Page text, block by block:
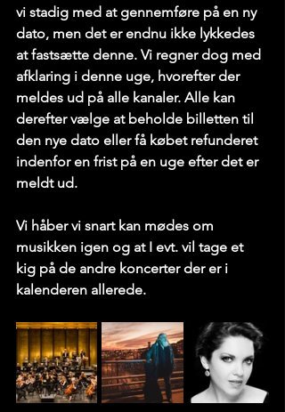
vi stadig med at gennemføre på en ny
dato, men det er endnu ikke lykkedes
at fastsætte denne. Vi regner dog med
afklaring i denne uge, hvorefter der
meldes ud på alle kanaler. Alle kan
derefter vælge at beholde billetten til
den nye dato eller få købet refunderet
indenfor en frist på en uge efter det er
meldt ud.
Vi håber vi snart kan mødes om
musikken igen og at I evt. vil tage et
kig på de andre koncerter der er i
kalenderen allerede.